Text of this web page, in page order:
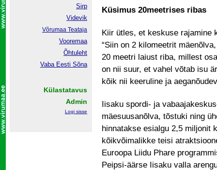
Küsimus 20meetrises ribas
Kiir ütles, et keskuse rajamine
“Siin on 2 kilomeetrit
20 meetri laiust riba, millest
on nii suur, et vahel võtab isu
kõik nii keeruline ja
Iisaku spordi- ja
mäesuusanõlva, tõstuki ning
hinnatakse esialgu 2,5 miljonit
kõikvõimalikke teisi
Euroopa Liidu Phare
Peipsi-äärse Iisaku valla
Sirp
Videvik
Võrumaa Teataja
Vooremaa
Õhtuleht
Vaba Eesti Sõna
Külastatavus
Admin
Logi sisse